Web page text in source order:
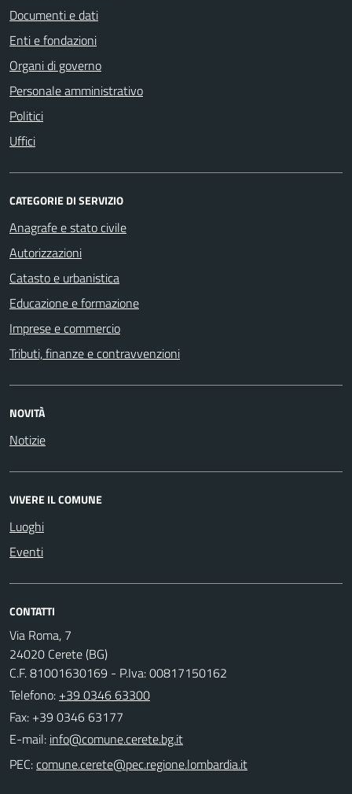
Documenti e dati
Enti e fondazioni
Organi di governo
Personale amministrativo
Politici
Uffici
CATEGORIE DI SERVIZIO
Anagrafe e stato civile
Autorizzazioni
Catasto e urbanistica
Educazione e formazione
Imprese e commercio
Tributi, finanze e contravvenzioni
NOVITÀ
Notizie
VIVERE IL COMUNE
Luoghi
Eventi
CONTATTI
Via Roma, 7
24020 Cerete (BG)
C.F. 81001630169 - P.Iva: 00817150162
Telefono: +39 0346 63300
Fax: +39 0346 63177
E-mail:
PEC: